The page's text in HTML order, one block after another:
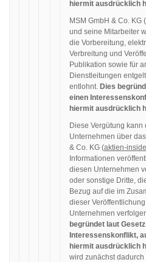
hiermit ausdrücklich
MSM GmbH & Co. KG (
und seine Mitarbeiter
die Vorbereitung,
Verbreitung und
Publikation sowie für
Dienstleitungen
entlohnt. Dies
einen
hiermit ausdrücklich
Diese Vergütung kann
Unternehmen über
& Co. KG (aktien-
Informationen
diesen Unternehmen
oder sonstige Dritte,
Bezug auf die im
dieser
Unternehmen
begründet laut
Interessenskonflikt,
hiermit ausdrücklich
wird zunächst